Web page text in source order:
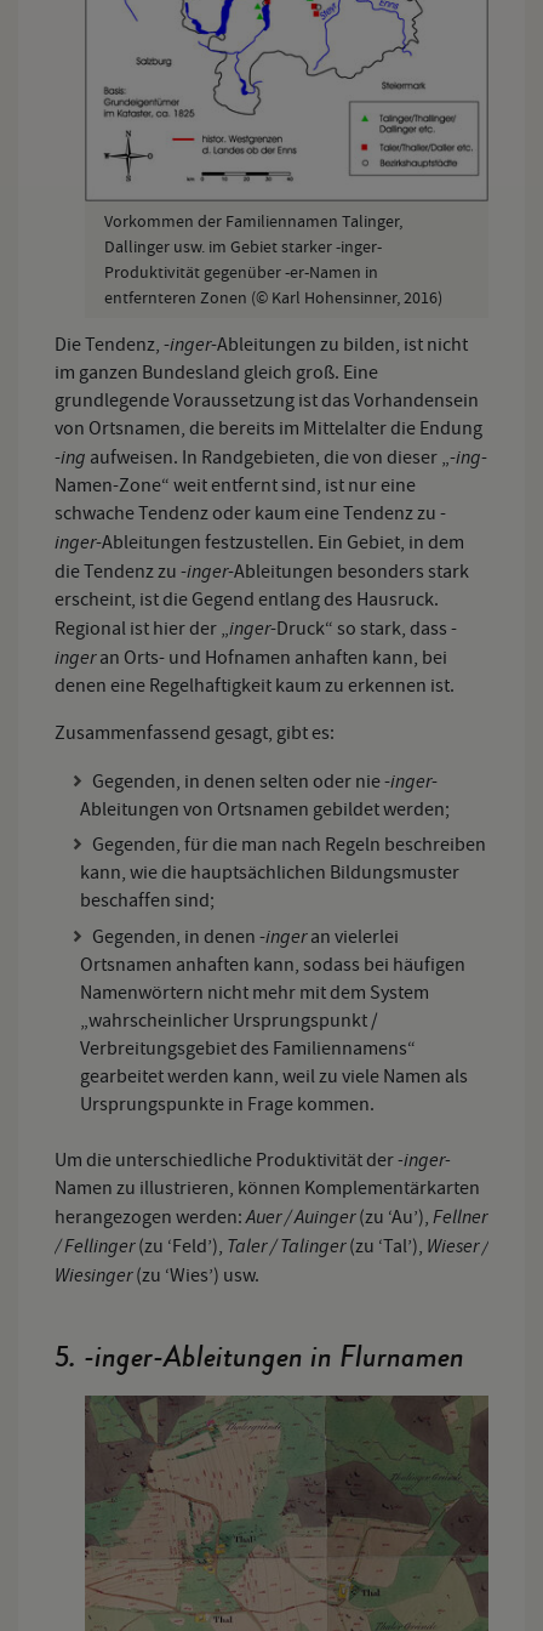
Vorkommen der Familiennamen Talinger,
Dallinger usw. im Gebiet starker -inger-
Produktivität gegenüber -er-Namen in
entfernteren Zonen (© Karl Hohensinner, 2016)
Die Tendenz, -inger-Ableitungen zu bilden, ist nicht
im ganzen Bundesland gleich groß. Eine
grundlegende Voraussetzung ist das Vorhandensein
von Ortsnamen, die bereits im Mittelalter die Endung
-ing aufweisen. In Randgebieten, die von dieser „-ing-
Namen-Zone“ weit entfernt sind, ist nur eine
schwache Tendenz oder kaum eine Tendenz zu -
inger-Ableitungen festzustellen. Ein Gebiet, in dem
die Tendenz zu -inger-Ableitungen besonders stark
erscheint, ist die Gegend entlang des Hausruck.
Regional ist hier der „inger-Druck“ so stark, dass -
ingeran Orts- und Hofnamen anhaften kann, bei
denen eine Regelhaftigkeit kaum zu erkennen ist.
Zusammenfassend gesagt, gibt es:
Gegenden, in denen selten oder nie -inger-
Ableitungen von Ortsnamen gebildet werden;
Gegenden, für die man nach Regeln beschreiben
kann, wie die hauptsächlichen Bildungsmuster
beschaffen sind;
Gegenden, in denen -ingeran vielerlei
Ortsnamen anhaften kann, sodass bei häufigen
Namenwörtern nicht mehr mit dem System
„wahrscheinlicher Ursprungspunkt /
Verbreitungsgebiet des Familiennamens“
gearbeitet werden kann, weil zu viele Namen als
Ursprungspunkte in Frage kommen.
Um die unterschiedliche Produktivität der-inger-
Namen zu illustrieren, können Komplementärkarten
herangezogen werden:Auer / Auinger(zu ‘Au’), Fellner
/ Fellinger(zu ‘Feld’), Taler / Talinger(zu ‘Tal’), Wieser /
Wiesinger(zu ‘Wies’) usw.
5. -inger-Ableitungen in Flurnamen